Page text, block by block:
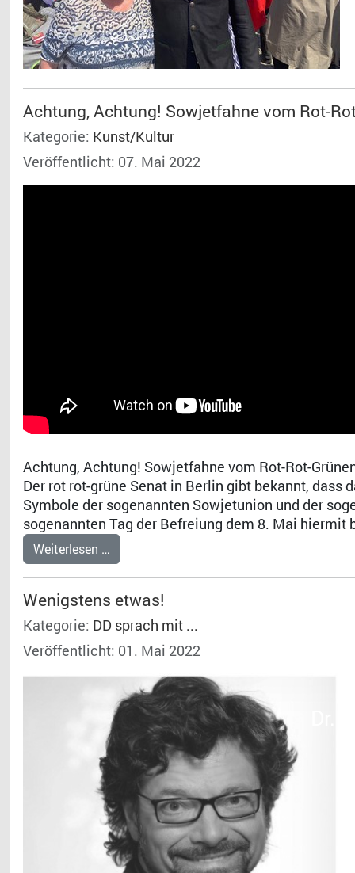
Achtung, Achtung! Sowjetfahne vom Rot-
Kategorie: Kunst/Kultur
Veröffentlicht: 07. Mai 2022
Achtung, Achtung! Sowjetfahne vom Rot-Rot-
Der rot rot-grüne Senat in Berlin gibt bekannt, dass
Symbole der sogenannten Sowjetunion und der
sogenannten Tag der Befreiung dem 8. Mai
Weiterlesen …
Wenigstens etwas!
Kategorie: DD sprach mit ...
Veröffentlicht: 01. Mai 2022